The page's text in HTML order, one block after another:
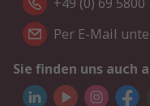
+49 (0) 69 5800
Per E-Mail
Sie finden uns auch